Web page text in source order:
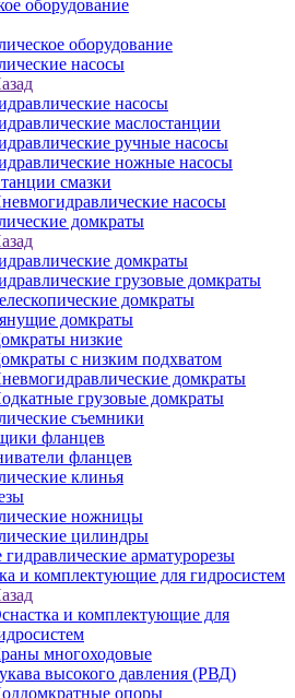
оборудование
оборудование
насосы
насосы
маслостанции
ручные насосы
ножные насосы
смазки
насосы
домкраты
домкраты
грузовые домкраты
домкраты
домкраты
низкие
с низким подхватом
домкраты
грузовые домкраты
съемники
фланцев
фланцев
клинья
ножницы
цилиндры
арматурорезы
и комплектующие для гидросистем
и комплектующие для
многоходовые
высокого давления (РВД)
опоры